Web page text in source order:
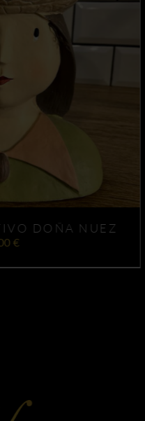
DETALLES
DOÑA NUEZ
€